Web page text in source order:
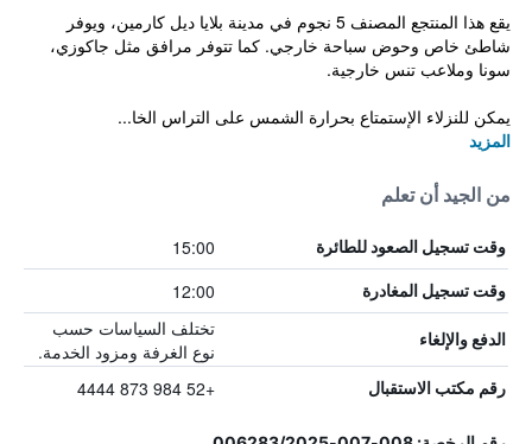
يقع هذا المنتجع المصنف 5 نجوم في مدينة بلايا ديل كارمين، ويوفر
شاطئ خاص وحوض سباحة خارجي. كما تتوفر مرافق مثل جاكوزي،
سونا وملاعب تنس خارجية.
يمكن للنزلاء الإستمتاع بحرارة الشمس على التراس الخا...
المزيد
من الجيد أن تعلم
وقت تسجيل الصعود للطائرة 15:00
وقت تسجيل المغادرة 12:00
الدفع والإلغاء
تختلف السياسات حسب
نوع الغرفة ومزود الخدمة.
رقم مكتب الاستقبال +52 984 873 4444